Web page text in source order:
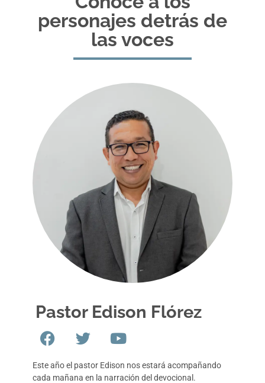
personajes detrás de
las voces
Pastor Edison Flórez
Este año el pastor Edison nos estará acompañando
cada mañana en la narración del devocional.